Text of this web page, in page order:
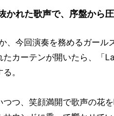
かれた歌声で、序盤から
、今回演奏を務めるガー
たカーテンが開いたら、「
。
つつ、笑顔満開で歌声の花